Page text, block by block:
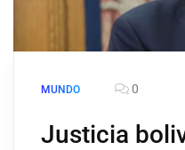
MUNDO 0
Justicia